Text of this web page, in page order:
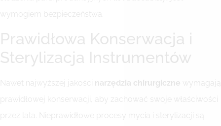
wymogiem bezpieczeństwa.
Prawidłowa Konserwacja i
Sterylizacja Instrumentów
Nawet najwyższej jakości narzędzia chirurgiczne wymagają
prawidłowej konserwacji, aby zachować swoje właściwości
przez lata. Nieprawidłowe procesy mycia i sterylizacji są